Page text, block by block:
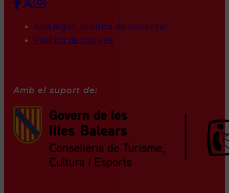
Avís legal i política de privacitat
Política de cookies
Amb el suport de: